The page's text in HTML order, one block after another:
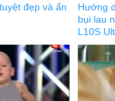
đẹp và ấn
Hướng
bụi lau
L10S